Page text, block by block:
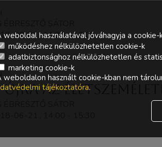
SÁTOR
06-21., 11:30 - 13:00
az
SÁTOR
06-21., 14:00 - 15:30
weboldal használatával jóváhagyja a cookie-
működéshez nélkülözhetetlen cookie-k
adatbiztonsághoz nélkülözhetetlen és
marketing cookie-k
weboldalon használt cookie-kban nem
tájékoztatóra.